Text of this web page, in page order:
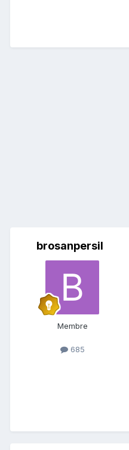
brosanpersil
Membre
685